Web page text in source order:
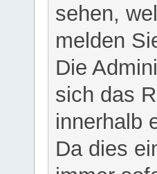
sehen,
melden
Die
sich das
innerhalb
Da dies